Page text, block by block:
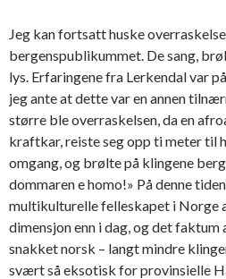
Jeg kan fortsatt huske
bergenspublikummet. De sang,
lys. Erfaringene fra Lerkendal var
jeg ante at dette var en annen
større ble overraskelsen, da en
kraftkar, reiste seg opp ti meter til
omgang, og brølte på klingene
dommaren e homo!» På denne
multikulturelle felleskapet i Norge
dimensjon enn i dag, og det
snakket norsk – langt mindre
svært så eksotisk for provinsielle